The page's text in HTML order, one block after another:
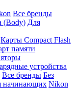
Все бренды
(Body) Для
Карты Compact Flash
памяти
устройства
Все бренды Без
начинающих Nikon